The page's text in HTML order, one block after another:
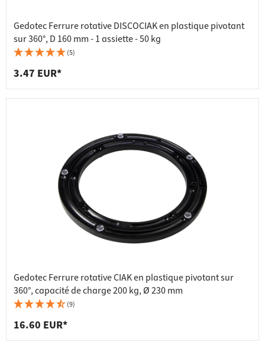
Gedotec Ferrure rotative DISCOCIAK en plastique pivotant
sur 360°, D 160 mm - 1 assiette - 50 kg
(5)
3.47 EUR*
Gedotec Ferrure rotative CIAK en plastique pivotant sur
360°, capacité de charge 200 kg, Ø 230 mm
(9)
16.60 EUR*